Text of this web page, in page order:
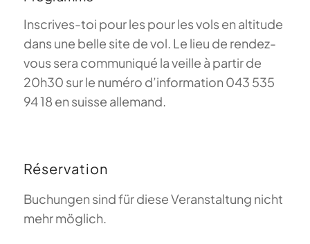
Inscrives-toi pour les pour les vols en altitude
dans une belle site de vol. Le lieu de rendez-
vous sera communiqué la veille à partir de
20h30 sur le numéro d’information 043 535
94 18 en suisse allemand.
Réservation
Buchungen sind für diese Veranstaltung nicht
mehr möglich.